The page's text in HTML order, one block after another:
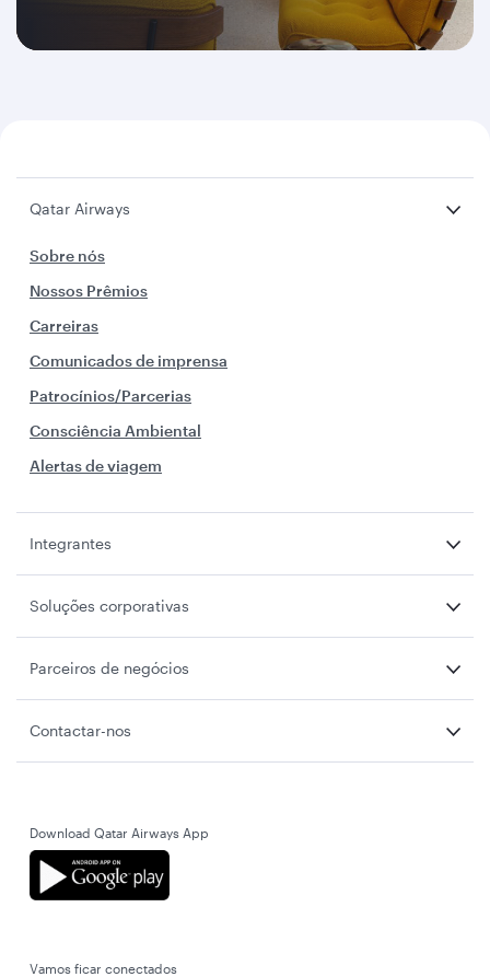
Qatar Airways
Sobre nós
Nossos Prêmios
Carreiras
Comunicados de imprensa
Patrocínios/Parcerias
Consciência Ambiental
Alertas de viagem
Integrantes
Soluções corporativas
Parceiros de negócios
Contactar-nos
Download Qatar Airways App
Vamos ficar conectados